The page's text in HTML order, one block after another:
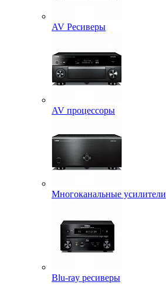
AV Ресиверы
AV процессоры
Многоканальные усилители
Blu-ray ресиверы